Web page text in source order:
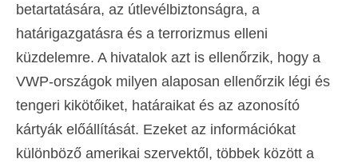
betartatására, az útlevélbiztonságra, a
határigazgatásra és a terrorizmus elleni
küzdelemre. A hivatalok azt is ellenőrzik, hogy a
VWP-országok milyen alaposan ellenőrzik légi és
tengeri kikötőiket, határaikat és az azonosító
kártyák előállítását. Ezeket az információkat
különböző amerikai szervektől, többek között a